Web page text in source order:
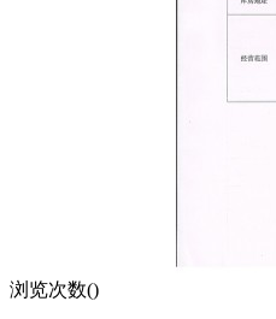
浏览次数()